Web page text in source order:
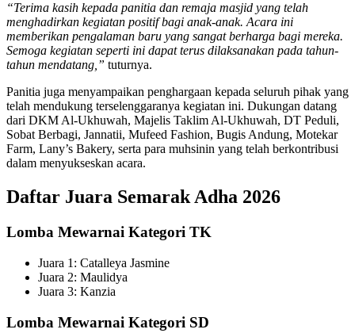
“Terima kasih kepada panitia dan remaja masjid yang telah
menghadirkan kegiatan positif bagi anak-anak. Acara ini
memberikan pengalaman baru yang sangat berharga bagi mereka.
Semoga kegiatan seperti ini dapat terus dilaksanakan pada tahun-
tahun mendatang,” tuturnya.
Panitia juga menyampaikan penghargaan kepada seluruh pihak yang
telah mendukung terselenggaranya kegiatan ini. Dukungan datang
dari DKM Al-Ukhuwah, Majelis Taklim Al-Ukhuwah, DT Peduli,
Sobat Berbagi, Jannatii, Mufeed Fashion, Bugis Andung, Motekar
Farm, Lany’s Bakery, serta para muhsinin yang telah berkontribusi
dalam menyukseskan acara.
Daftar Juara Semarak Adha 2026
Lomba Mewarnai Kategori TK
Juara 1: Catalleya Jasmine
Juara 2: Maulidya
Juara 3: Kanzia
Lomba Mewarnai Kategori SD